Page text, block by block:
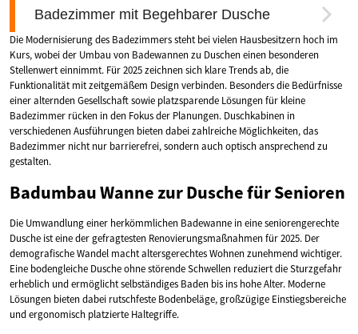
Die Modernisierung des Badezimmers steht bei vielen Hausbesitzern hoch im
Kurs, wobei der Umbau von Badewannen zu Duschen einen besonderen
Stellenwert einnimmt. Für 2025 zeichnen sich klare Trends ab, die
Funktionalität mit zeitgemäßem Design verbinden. Besonders die Bedürfnisse
einer alternden Gesellschaft sowie platzsparende Lösungen für kleine
Badezimmer rücken in den Fokus der Planungen. Duschkabinen in
verschiedenen Ausführungen bieten dabei zahlreiche Möglichkeiten, das
Badezimmer nicht nur barrierefrei, sondern auch optisch ansprechend zu
gestalten.
Badumbau Wanne zur Dusche für Senioren
Die Umwandlung einer herkömmlichen Badewanne in eine seniorengerechte
Dusche ist eine der gefragtesten Renovierungsmaßnahmen für 2025. Der
demografische Wandel macht altersgerechtes Wohnen zunehmend wichtiger.
Eine bodengleiche Dusche ohne störende Schwellen reduziert die Sturzgefahr
erheblich und ermöglicht selbständiges Baden bis ins hohe Alter. Moderne
Lösungen bieten dabei rutschfeste Bodenbeläge, großzügige Einstiegsbereiche
und ergonomisch platzierte Haltegriffe.